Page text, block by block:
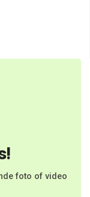
foto of video